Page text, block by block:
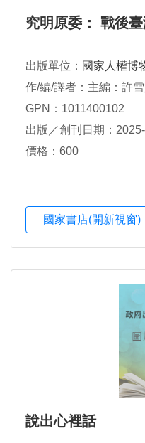
究明原委： 戰後
出版單位： 國家人權博
作/編/譯者：主編：許
GPN：1011400102
出版／創刊日期：
價格：600
國家書店(開新視窗)
說出心裡話